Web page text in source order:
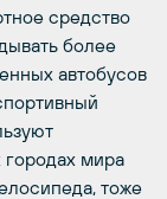
средство
более
автобусов
городах мира
тоже